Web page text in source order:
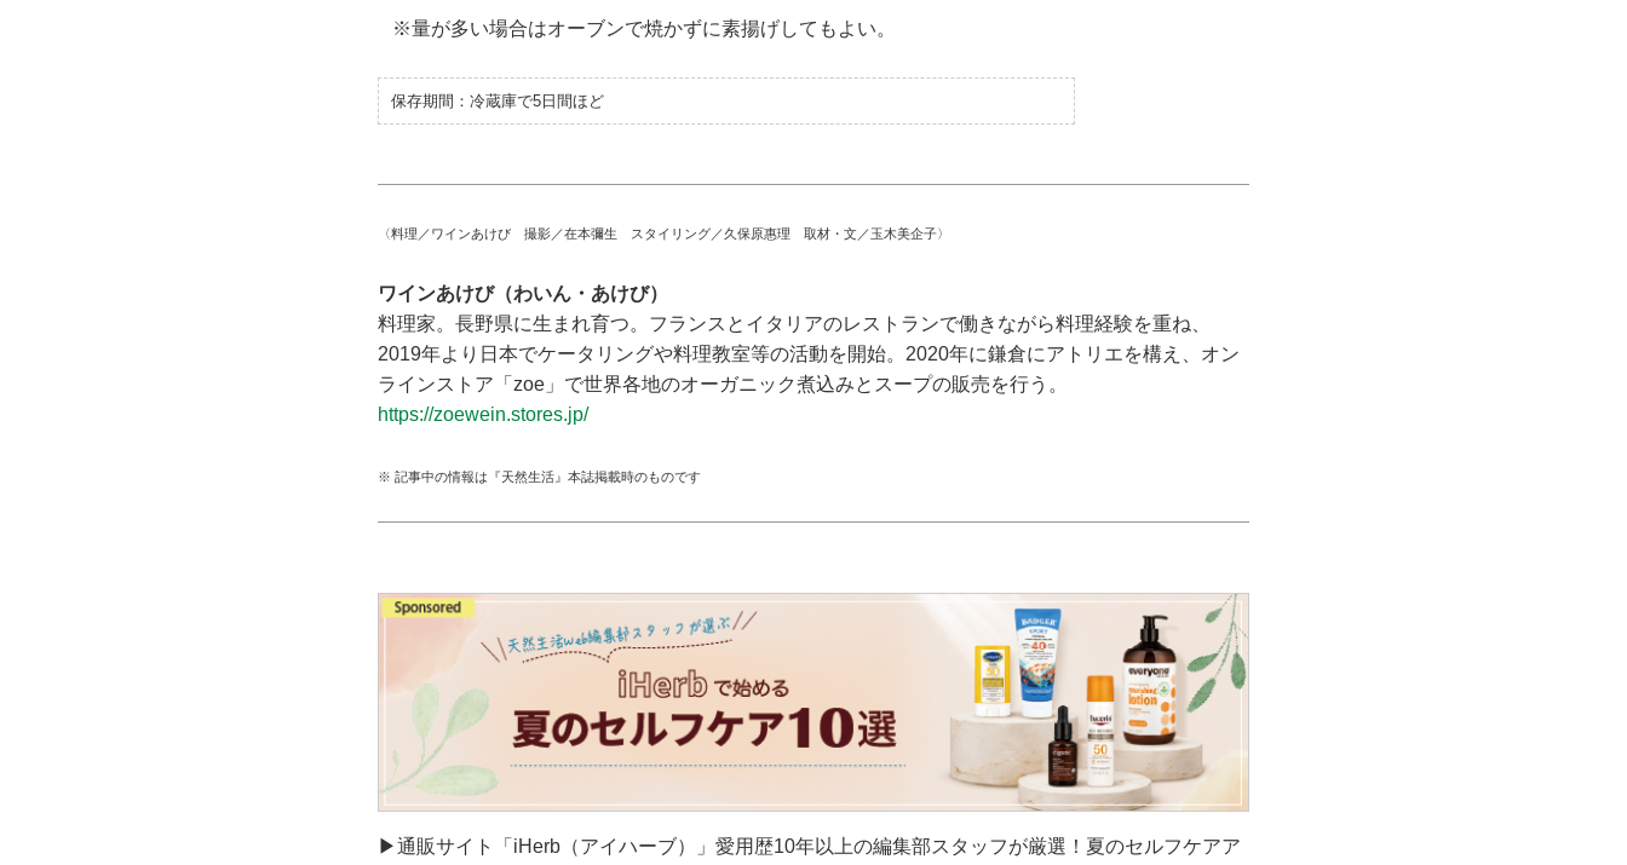
※量が多い場合はオーブンで焼かずに素揚げしてもよい。
保存期間：冷蔵庫で5日間ほど
〈料理／ワインあけび 撮影／在本彌生 スタイリング／久保原惠理 取材・文／玉木美企子〉
ワインあけび（わいん・あけび）
料理家。長野県に生まれ育つ。フランスとイタリアのレストランで働きながら料理経験を重ね、
2019年より日本でケータリングや料理教室等の活動を開始。2020年に鎌倉にアトリエを構え、オン
ラインストア「zoe」で世界各地のオーガニック煮込みとスープの販売を行う。
https://zoewein.stores.jp/
※ 記事中の情報は『天然生活』本誌掲載時のものです
▶通販サイト「iHerb（アイハーブ）」愛用歴10年以上の編集部スタッフが厳選！夏のセルフケアア